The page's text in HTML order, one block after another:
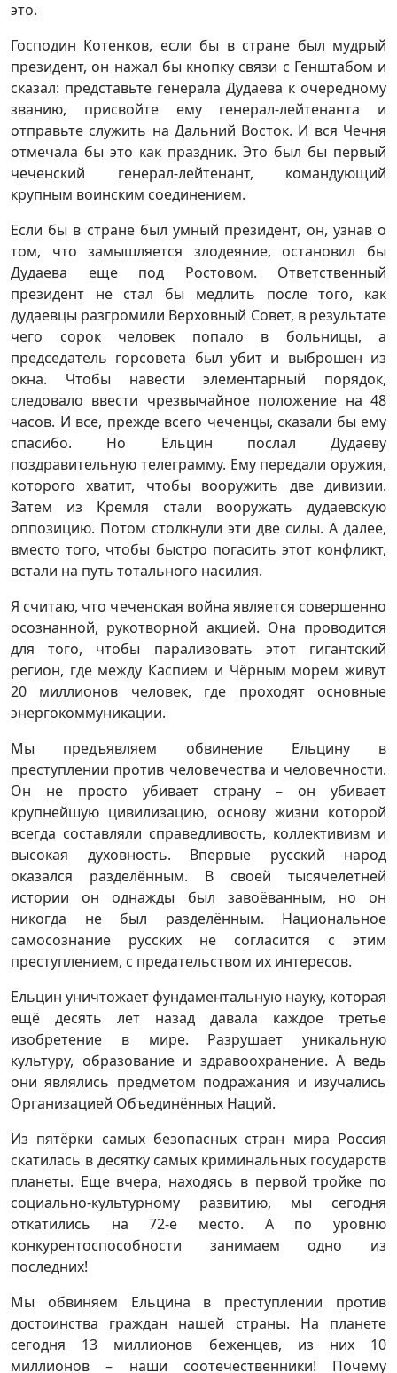
это.
Господин Котенков, если бы в стране был мудрый
президент, он нажал бы кнопку связи с Генштабом и
сказал: представьте генерала Дудаева к очередному
званию, присвойте ему генерал-лейтенанта и
отправьте служить на Дальний Восток. И вся Чечня
отмечала бы это как праздник. Это был бы первый
чеченский генерал-лейтенант, командующий
крупным воинским соединением.
Если бы в стране был умный президент, он, узнав о
том, что замышляется злодеяние, остановил бы
Дудаева еще под Ростовом. Ответственный
президент не стал бы медлить после того, как
дудаевцы разгромили Верховный Совет, в результате
чего сорок человек попало в больницы, а
председатель горсовета был убит и выброшен из
окна. Чтобы навести элементарный порядок,
следовало ввести чрезвычайное положение на 48
часов. И все, прежде всего чеченцы, сказали бы ему
спасибо. Но Ельцин послал Дудаеву
поздравительную телеграмму. Ему передали оружия,
которого хватит, чтобы вооружить две дивизии.
Затем из Кремля стали вооружать дудаевскую
оппозицию. Потом столкнули эти две силы. А далее,
вместо того, чтобы быстро погасить этот конфликт,
встали на путь тотального насилия.
Я считаю, что чеченская война является совершенно
осознанной, рукотворной акцией. Она проводится
для того, чтобы парализовать этот гигантский
регион, где между Каспием и Чёрным морем живут
20 миллионов человек, где проходят основные
энергокоммуникации.
Мы предъявляем обвинение Ельцину в
преступлении против человечества и человечности.
Он не просто убивает страну – он убивает
крупнейшую цивилизацию, основу жизни которой
всегда составляли справедливость, коллективизм и
высокая духовность. Впервые русский народ
оказался разделённым. В своей тысячелетней
истории он однажды был завоёванным, но он
никогда не был разделённым. Национальное
самосознание русских не согласится с этим
преступлением, с предательством их интересов.
Ельцин уничтожает фундаментальную науку, которая
ещё десять лет назад давала каждое третье
изобретение в мире. Разрушает уникальную
культуру, образование и здравоохранение. А ведь
они являлись предметом подражания и изучались
Организацией Объединённых Наций.
Из пятёрки самых безопасных стран мира Россия
скатилась в десятку самых криминальных государств
планеты. Еще вчера, находясь в первой тройке по
социально-культурному развитию, мы сегодня
откатились на 72-е место. А по уровню
конкурентоспособности занимаем одно из
последних!
Мы обвиняем Ельцина в преступлении против
достоинства граждан нашей страны. На планете
сегодня 13 миллионов беженцев, из них 10
миллионов – наши соотечественники! Почему